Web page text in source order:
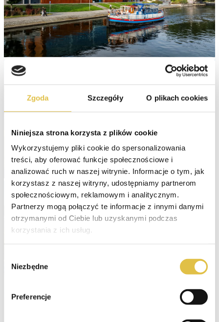
Zgoda Szczegóły O plikach cookies
Niniejsza strona korzysta z plików cookie
Wykorzystujemy pliki cookie do spersonalizowania
treści, aby oferować funkcje społecznościowe i
analizować ruch w naszej witrynie. Informacje o tym, jak
korzystasz z naszej witryny, udostępniamy partnerom
społecznościowym, reklamowym i analitycznym.
Partnerzy mogą połączyć te informacje z innymi danymi
otrzymanymi od Ciebie lub uzyskanymi podczas
korzystania z ich usług.
zgody
Niezbędne
Preferencje